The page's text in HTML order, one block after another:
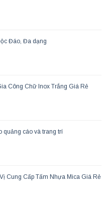
Đáo, Đa dạng
Công Chữ Inox Trắng Giá Rẻ
quảng cáo và trang trí
Cung Cấp Tấm Nhựa Mica Giá Rẻ